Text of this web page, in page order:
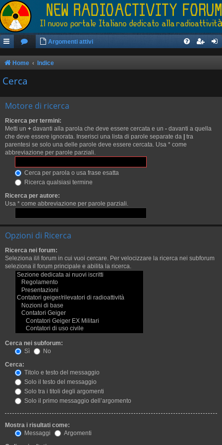
Argomenti attivi
Home Indice
Cerca
Motore di ricerca
Ricerca per termini:
Metti un + davanti alla parola che deve essere cercata e un - davanti a quella
che deve essere ignorata. Inserisci una lista di parole separate da | tra
parentesi se solo una delle parole deve essere cercata. Usa * come
abbreviazione per parole parziali.
Cerca per parola o usa frase esatta
Ricerca qualsiasi termine
Ricerca per autore:
Usa * come abbreviazione per parole parziali.
Opzioni di Ricerca
Ricerca nei forum:
Seleziona il/i forum in cui vuoi cercare. Per velocizzare la ricerca nei subforum
seleziona il forum principale e abilita la ricerca.
Cerca nei subforum:
Sì
No
Cerca:
Titolo e testo del messaggio
Solo il testo del messaggio
Solo tra i titoli degli argomenti
Solo il primo messaggio dell’argomento
Mostra i risultati come:
Messaggi
Argomenti